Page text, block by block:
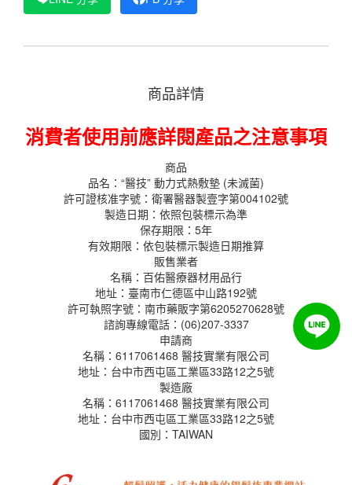
商品詳情
消費者使用前應詳閱產品之注意事項
商品
品名： “醫技” 動力式熱敷墊 (未滅菌)
許可證核准字號： 衛署醫器製壹字第004102號
製造日期：依照包裝標示為準
保存期限：5年
有效期限：依包裝標示製造日期推算
販售業者
名稱：百佑醫療器材用品行
地址： 臺南市仁德區中山路192號
許可執照字號：南市藥販字第6205270628號
諮詢專線電話：(06)207-3337
申請商
名稱： 6117061468 醫技實業有限公司
地址： 台中市西屯區工業區33路12之5號
製造廠
名稱： 6117061468 醫技實業有限公司
地址： 台中市西屯區工業區33路12之5號
國別： TAIWAN